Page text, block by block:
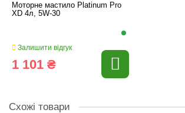
Моторне мастило Platinum Pro
XD 4л, 5W-30
Залишити відгук
1 101 ₴
Схожі товари